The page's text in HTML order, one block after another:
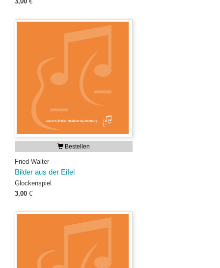
Bestellen
Fried Walter
Bilder aus der Eifel
Glockenspiel
3,00 €